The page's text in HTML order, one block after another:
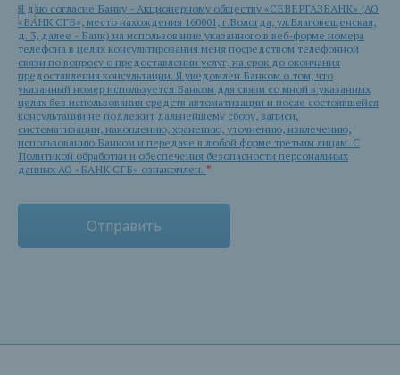
Я даю согласие Банку - Акционерному обществу «СЕВЕРГАЗБАНК» (АО
«БАНК СГБ», место нахождения 160001, г.Вологда, ул.Благовещенская,
д. 3, далее - Банк) на использование указанного в веб-форме номера
телефона в целях консультирования меня посредством телефонной
связи по вопросу о предоставлении услуг, на срок до окончания
предоставления консультации. Я уведомлен Банком о том, что
указанный номер используется Банком для связи со мной в указанных
целях без использования средств автоматизации и после состоявшейся
консультации не подлежит дальнейшему сбору, записи,
систематизации, накоплению, хранению, уточнению, извлечению,
использованию Банком и передаче в любой форме третьим лицам. С
Политикой обработки и обеспечения безопасности персональных
данных АО «БАНК СГБ» ознакомлен. *